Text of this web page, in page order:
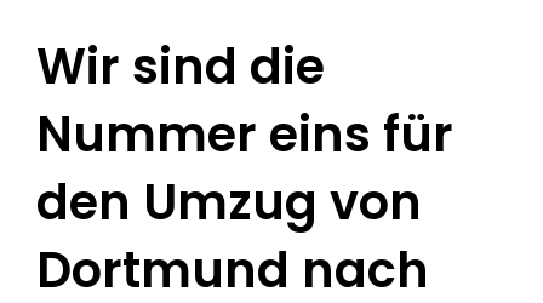
Wir sind die
Nummer eins für
den Umzug von
Dortmund nach